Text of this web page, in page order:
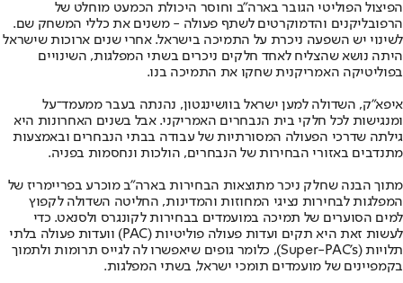
הפיצול הפוליטי הגובר בארה"ב וחוסר היכולת הכמעט מוחלט של
הרפובליקנים והדמוקרטים לשתף פעולה - משנים את כללי המשחק שם.
לשינוי יש השפעה ניכרת על התמיכה בישראל. אחרי שנים ארוכות שישראל
היתה נושא שהצליח לאחד חלקים ניכרים בשתי המפלגות, השינויים
בפוליטיקה האמריקנית שחקו את התמיכה בנו.
איפא"ק, השדולה למען ישראל בוושינגטון, נהנתה בעבר ממעמד־על
ומנגישות לכל חלקי בית הנבחרים האמריקני. אבל בשנים האחרונות היא
גילתה שדרכי הפעולה המסורתיות של עבודה בבתי הנבחרים ובאמצעות
מתנדבים באזורי הבחירות של הנבחרים, הולכות ונחסמות בפניה.
מתוך הבנה שחלק ניכר מתוצאות הבחירות בארה"ב מוכרע בפריימריז של
המפלגות לבחירות נציגי המחוזות והמדינות, החליטה השדולה לקפוץ
למים הסוערים של תמיכה במועמדים בבחירות לקונגרס ולסנאט. כדי
לעשות זאת היא תקים ועדות פעולה פוליטיות (PAC) וועדות פעולה בלתי
תלויות (Super-PAC’s), כלומר גופים שיאפשרו לה לגייס תרומות ולתמוך
בקמפיינים של מועמדים תומכי ישראל, בשתי המפלגות.